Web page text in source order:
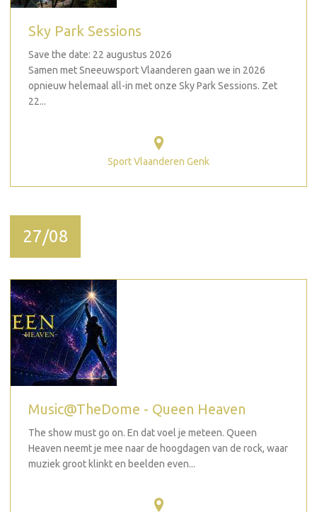
Sky Park Sessions
Save the date: 22 augustus 2026
Samen met Sneeuwsport Vlaanderen gaan we in 2026
opnieuw helemaal all-in met onze Sky Park Sessions. Zet
22...
Sport Vlaanderen Genk
27/08
Music@TheDome - Queen Heaven
The show must go on. En dat voel je meteen. Queen
Heaven neemt je mee naar de hoogdagen van de rock, waar
muziek groot klinkt en beelden even...